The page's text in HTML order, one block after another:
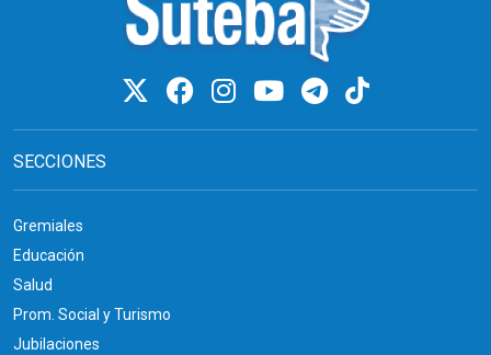
SECCIONES
Gremiales
Educación
Salud
Prom. Social y Turismo
Jubilaciones